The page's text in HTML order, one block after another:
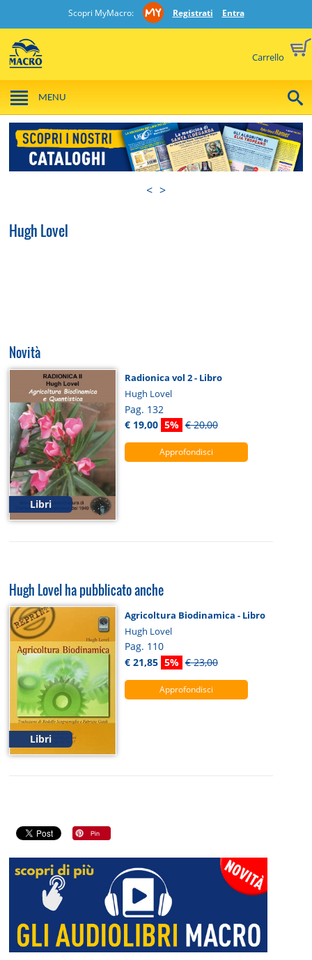
Scopri MyMacro: Registrati Entra
Carrello
MENU
< >
Hugh Lovel
Novità
Libri
Radionica vol 2 - Libro
Hugh Lovel
Pag. 132
€ 19,00 5% € 20,00
Approfondisci
Hugh Lovel ha pubblicato anche
Libri
Agricoltura Biodinamica - Libro
Hugh Lovel
Pag. 110
€ 21,85 5% € 23,00
Approfondisci